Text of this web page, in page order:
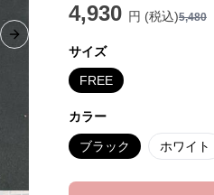
Next slide
4,930 円 (税込)5,480
サイズ
FREE
カラー
ブラック ホワイト